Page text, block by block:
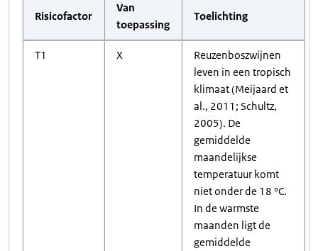
Risicofactor
Van
toepassing
Toelichting
T1 X
Reuzenboszwijnen
leven in een tropisch
klimaat (Meijaard et
al., 2011; Schultz,
2005). De
gemiddelde
maandelijkse
temperatuur komt
niet onder de 18 °C.
In de warmste
maanden ligt de
gemiddelde